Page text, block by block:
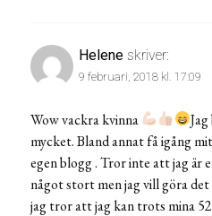
Helene skriver:
9 februari, 2018 kl. 17:09
Wow vackra kvinna
mycket. Bland annat få igång
egen blogg . Tror inte att jag är
något stort men jag vill göra
jag tror att jag kan trots mina